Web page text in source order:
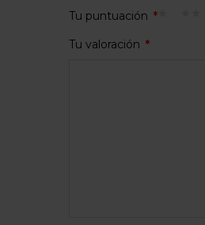
Tu puntuación *
Tu valoración *